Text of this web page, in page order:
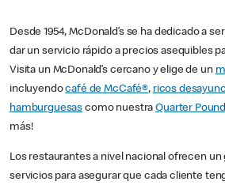
Desde 1954, McDonald’s se ha dedicado a
dar un servicio rápido a precios asequibles
Visita un McDonald’s cercano y elige de un
incluyendocafé de McCafé®, ricos
hamburguesas como nuestraQuarter
más!
Los restaurantes a nivel nacional ofrecen un
servicios para asegurar que cada cliente